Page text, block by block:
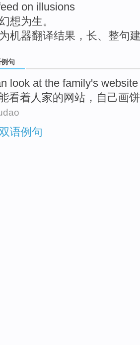
on illusions
想为生。
机器翻译结果，长、整句
句
look at the family's website
看着 人家的 网站 ， 自己画
语例句